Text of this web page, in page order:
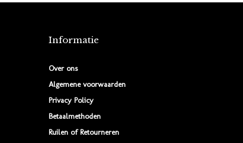
Informatie
Over ons
Algemene voorwaarden
Privacy Policy
Betaalmethoden
Ruilen of Retourneren